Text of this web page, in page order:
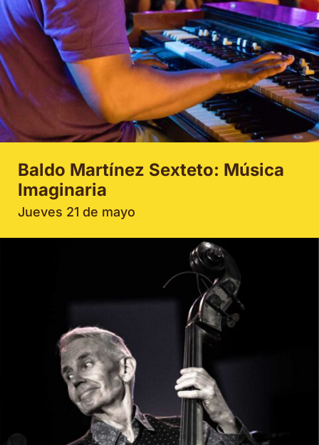
Baldo Martínez Sexteto: Música
Imaginaria
Jueves 21 de mayo